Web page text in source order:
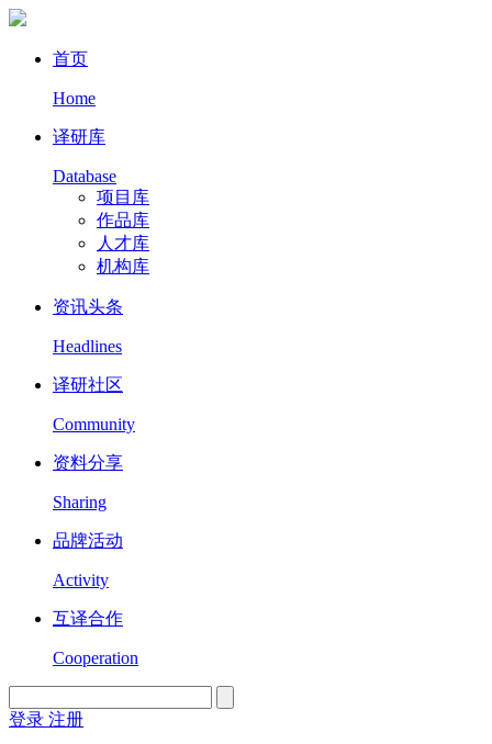
首页
Home
译研库
Database
项目库
作品库
人才库
机构库
资讯头条
Headlines
译研社区
Community
资料分享
Sharing
品牌活动
Activity
互译合作
Cooperation
登录 注册